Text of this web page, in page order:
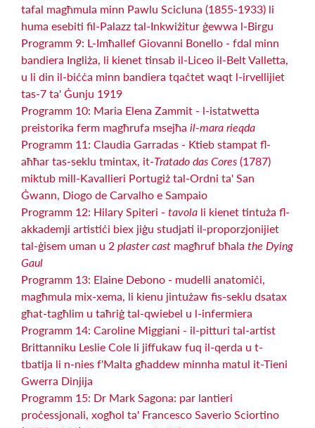
tafal magħmula minn Pawlu Scicluna (1855-1933) li
huma esebiti fil-Palazz tal-Inkwiżitur ġewwa l-Birgu
Programm 9: L-Imħallef Giovanni Bonello - fdal minn
bandiera Ingliża, li kienet tinsab il-Liceo il-Belt Valletta,
u li din il-biċċa minn bandiera tqaċtet waqt l-irvellijiet
tas-7 ta' Ġunju 1919
Programm 10: Maria Elena Zammit - l-istatwetta
preistorika ferm magħrufa msejħa il-mara rieqda
Programm 11: Claudia Garradas - Ktieb stampat fl-
aħħar tas-seklu tmintax, it-Tratado das Cores(1787)
miktub mill-Kavallieri Portugiż tal-Ordni ta' San
Ġwann, Diogo de Carvalho e Sampaio
Programm 12: Hilary Spiteri - tavola li kienet tintuża fl-
akkademji artistiċi biex jiġu studjati il-proporzjonijiet
tal-ġisem uman u 2plaster cast magħruf bħala the Dying
Gaul
Programm 13: Elaine Debono - mudelli anatomiċi,
magħmula mix-xema, li kienu jintużaw fis-seklu dsatax
għat-tagħlim u taħriġ tal-qwiebel u l-infermiera
Programm 14: Caroline Miggiani - il-pitturi tal-artist
Brittanniku Leslie Cole li jiffukaw fuq il-qerda u t-
tbatija li n-nies f'Malta għaddew minnha matul it-Tieni
Gwerra Dinjija
Programm 15: Dr Mark Sagona: par lantieri
proċessjonali, xogħol ta' Francesco Saverio Sciortino